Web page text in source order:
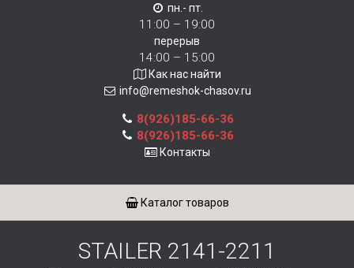
пн.- пт.
11:00 – 19:00
перерыв
14:00 – 15:00
Как нас найти
info@remeshok-chasov.ru
8(926)185-66-36
8(926)185-66-36
Контакты
Каталог товаров
STAILER 2141-2211